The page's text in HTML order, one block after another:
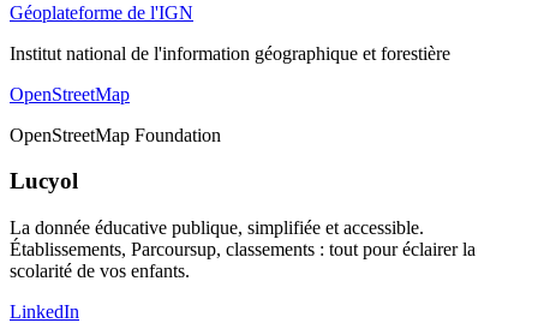
Géoplateforme de l'IGN
Institut national de l'information géographique et forestière
OpenStreetMap
OpenStreetMap Foundation
Lucyol
La donnée éducative publique, simplifiée et accessible.
Établissements, Parcoursup, classements : tout pour éclairer la
scolarité de vos enfants.
LinkedIn